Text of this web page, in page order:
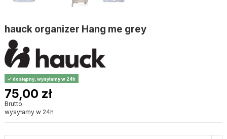
hauck organizer Hang me grey
dostępny, wysyłamy w 24h
75,00 zł
Brutto
wysyłamy w 24h